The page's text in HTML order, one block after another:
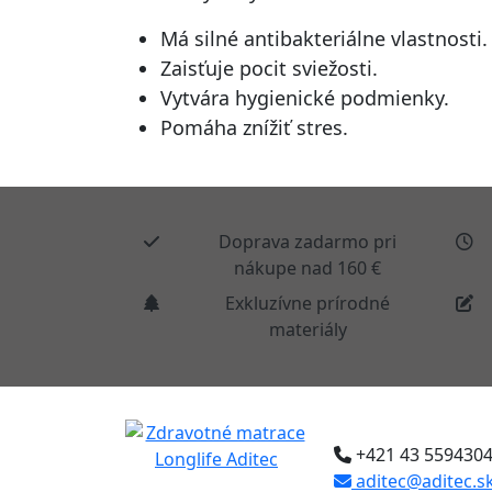
Má silné antibakteriálne vlastnosti.
Zaisťuje pocit sviežosti.
Vytvára hygienické podmienky.
Pomáha znížiť stres.
Doprava zadarmo pri
nákupe nad 160 €
Exkluzívne prírodné
materiály
+421 43 5594304